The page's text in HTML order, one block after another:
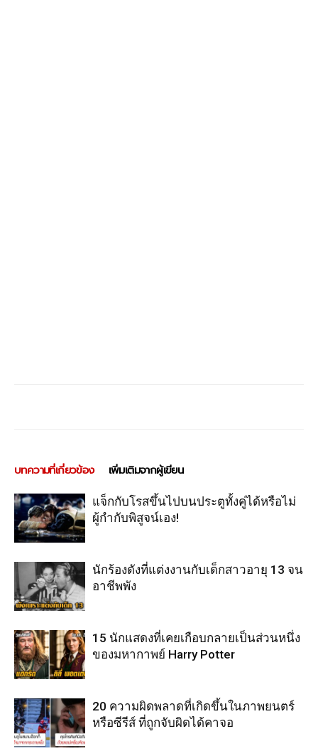
บทความที่เกี่ยวข้อง เพิ่มเติมจากผู้เขียน
แจ็กกับโรสขึ้นไปบนประตูทั้งคู่ได้หรือไม่
ผู้กำกับพิสูจน์เอง!
นักร้องดังที่แต่งงานกับเด็กสาวอายุ 13 จน
อาชีพพัง
15 นักแสดงที่เคยเกือบกลายเป็นส่วนหนึ่ง
ของมหากาพย์ Harry Potter
20 ความผิดพลาดที่เกิดขึ้นในภาพยนตร์
หรือซีรีส์ ที่ถูกจับผิดได้คาจอ